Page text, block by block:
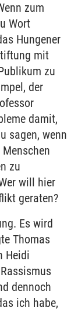
zum
Wort
Hungener
mit
zu
der
damit,
sagen, wenn
zu
will hier
geraten?
Es wird
Thomas
Heidi
dennoch
ich habe,